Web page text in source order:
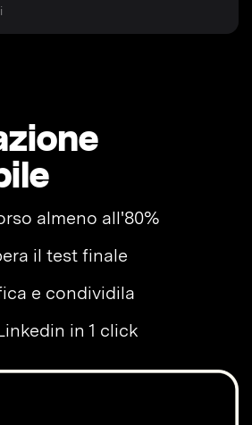
almeno all'80%
il test finale
e condividila
in 1 click